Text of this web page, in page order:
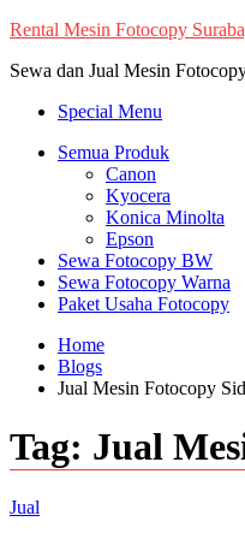
Skip
content
Rental Mesin Fotocopy
Sewa dan Jual Mesin
Special Menu
Semua Produk
Canon
Kyocera
Konica Minolta
Epson
Sewa Fotocopy BW
Sewa Fotocopy Warna
Paket Usaha Fotocopy
Home
Blogs
Jual Mesin Fotocopy
Tag: Jual
Jual